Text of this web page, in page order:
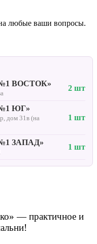
любые ваши вопросы.
№1 ВОСТОК»
2 шт
№1 ЮГ»
дом 31в (на
1 шт
№1 ЗАПАД»
1 шт
— практичное и